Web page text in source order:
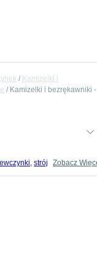
Kamizelki i
Kamizelki i bezrękawniki -
, strój Zobacz